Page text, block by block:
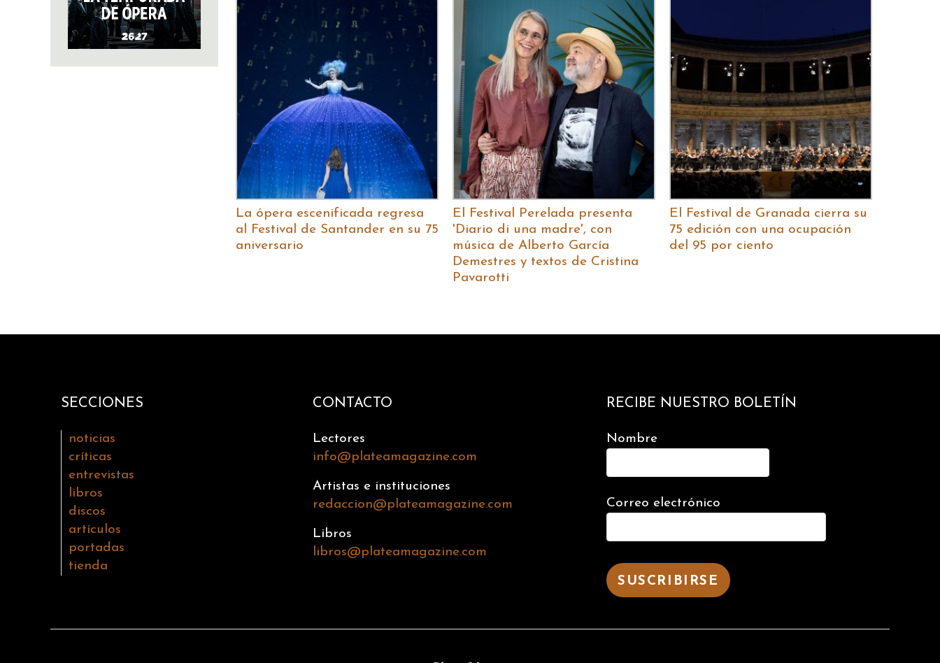
La ópera escenificada regresa
al Festival de Santander en su 75
aniversario
El Festival Perelada presenta
'Diario di una madre', con
música de Alberto García
Demestres y textos de Cristina
Pavarotti
El Festival de Granada cierra su
75 edición con una ocupación
del 95 por ciento
SECCIONES
noticias
críticas
entrevistas
libros
discos
artículos
portadas
tienda
CONTACTO
Lectores
info@plateamagazine.com
Artistas e instituciones
redaccion@plateamagazine.com
Libros
libros@plateamagazine.com
RECIBE NUESTRO BOLETÍN
Nombre
Correo electrónico